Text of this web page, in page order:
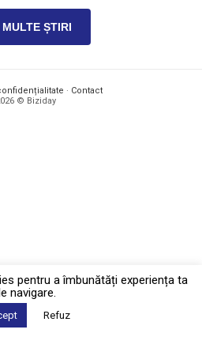
ȘTIRI
· Contact
© Biziday
pentru a îmbunătăți experiența ta
navigare.
Refuz